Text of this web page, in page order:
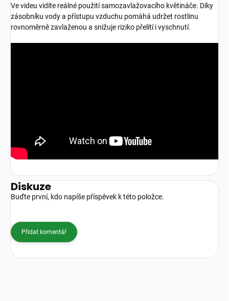
Ve videu vidíte reálné použití samozavlažovacího květináče. Díky
zásobníku vody a přístupu vzduchu pomáhá udržet rostlinu
rovnoměrně zavlaženou a snižuje riziko přelití i vyschnutí.
Diskuze
Buďte první, kdo napíše příspěvek k této položce.
Přidat komentář